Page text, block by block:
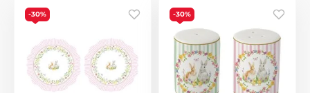
ale aj ako originálny darček pre vašich blízkych. Privítajte jar
s radosťou a nechajte svoju Veľkú noc rozkvitnúť s kolekciou
-30% -30%